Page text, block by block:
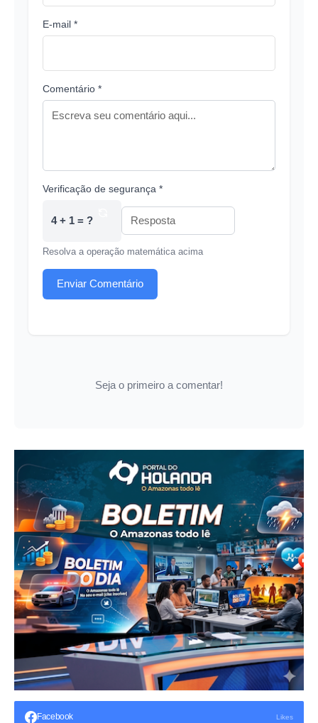
E-mail *
Comentário *
Verificação de segurança *
4 + 1 = ?
Resolva a operação matemática acima
Enviar Comentário
Seja o primeiro a comentar!
Facebook Likes